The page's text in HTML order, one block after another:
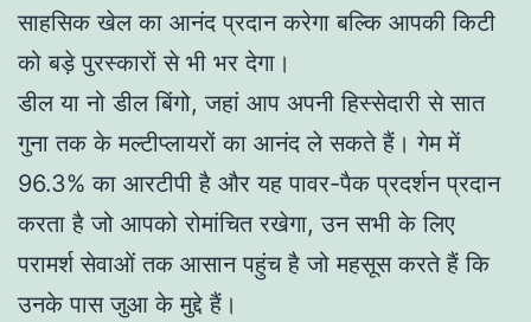
साहसिक खेल का आनंद प्रदान करेगा बल्कि आपकी किटी
को बड़े पुरस्कारों से भी भर देगा।
डील या नो डील बिंगो, जहां आप अपनी हिस्सेदारी से सात
गुना तक के मल्टीप्लायरों का आनंद ले सकते हैं। गेम में
96.3% का आरटीपी है और यह पावर-पैक प्रदर्शन प्रदान
करता है जो आपको रोमांचित रखेगा, उन सभी के लिए
परामर्श सेवाओं तक आसान पहुंच है जो महसूस करते हैं कि
उनके पास जुआ के मुद्दे हैं।